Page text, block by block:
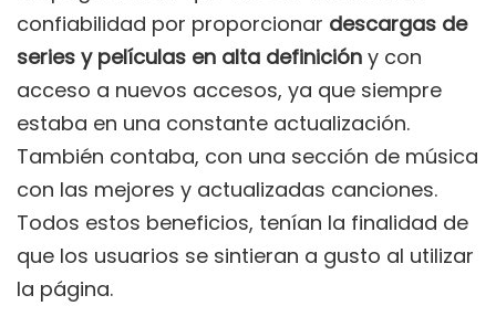
confiabilidad por proporcionar descargas de
series y películas en alta definición y con
acceso a nuevos accesos, ya que siempre
estaba en una constante actualización.
También contaba, con una sección de música
con las mejores y actualizadas canciones.
Todos estos beneficios, tenían la finalidad de
que los usuarios se sintieran a gusto al utilizar
la página.